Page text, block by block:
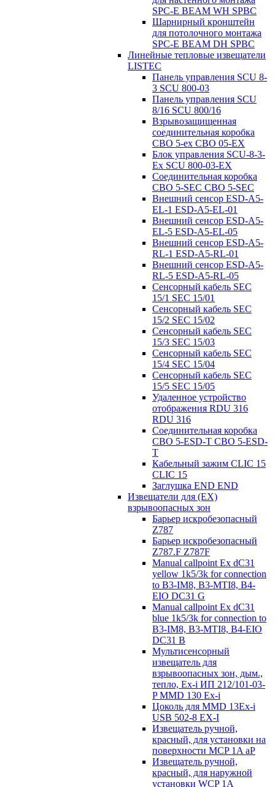
SPC-E BEAM WH SPBC
Шарнирный кронштейн
для потолочного монтажа
SPC-E BEAM DH SPBC
Линейные тепловые извещатели
LISTEC
Панель управления SCU 8-
3 SCU 800-03
Панель управления SCU
8/16 SCU 800/16
Взрывозащищенная
соединительная коробка
CBO 5-ex CBO 05-EX
Блок управления SCU-8-3-
Ex SCU 800-03-EX
Соединительная коробка
CBO 5-SEC CBO 5-SEC
Внешний сенсор ESD-A5-
EL-1 ESD-A5-EL-01
Внешний сенсор ESD-A5-
EL-5 ESD-A5-EL-05
Внешний сенсор ESD-A5-
RL-1 ESD-A5-RL-01
Внешний сенсор ESD-A5-
RL-5 ESD-A5-RL-05
Сенсорный кабель SEC
15/1 SEC 15/01
Сенсорный кабель SEC
15/2 SEC 15/02
Сенсорный кабель SEC
15/3 SEC 15/03
Сенсорный кабель SEC
15/4 SEC 15/04
Сенсорный кабель SEC
15/5 SEC 15/05
Удаленное устройство
отображения RDU 316
RDU 316
Соединительная коробка
CBO 5-ESD-T CBO 5-ESD-
T
Кабельный зажим CLIC 15
CLIC 15
Заглушка END END
Извещатели для (EX)
взрывоопасных зон
Барьер искробезопасный
Z787
Барьер искробезопасный
Z787.F Z787F
Manual callpoint Ex dC31
yellow 1k5/3k for connection
to B3-IM8, B3-MTI8, B4-
EIO DC31 G
Manual callpoint Ex dC31
blue 1k5/3k for connection to
B3-IM8, B3-MTI8, B4-EIO
DC31 B
Мультисенсорный
извещатель для
взрывоопасных зон, дым.,
тепло, Ex-i ИП 212/101-03-
P MMD 130 Ex-i
Цоколь для MMD 13Ex-i
USB 502-8 EX-I
Извещатель ручной,
красный, для установки на
поверхности MCP 1A aP
Извещатель ручной,
красный, для наружной
установки WCP 1A